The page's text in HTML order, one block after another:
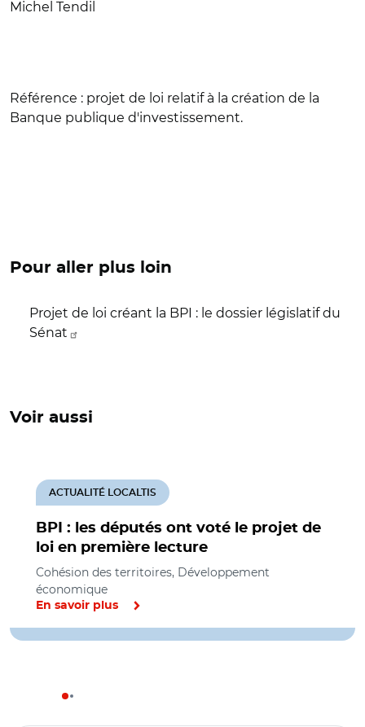
Michel Tendil
Référence : projet de loi relatif à la création de la
Banque publique d'investissement.
Pour aller plus loin
Projet de loi créant la BPI : le dossier législatif du
Sénat
Voir aussi
BPI : les députés ont voté le projet de
loi en première lecture
ACTUALITÉ LOCALTIS
Cohésion des territoires, Développement
économique
En savoir plus